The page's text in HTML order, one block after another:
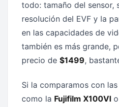
todo: tamaño del sensor,
resolución del EVF y la
en las capacidades de
también es más grande,
precio de $1499,
Si la comparamos con
como la Fujifilm X100VI